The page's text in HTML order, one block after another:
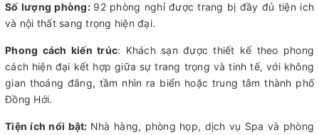
Số lượng phòng: 92 phòng nghỉ được trang bị đầy đủ tiện ich
và nội thất sang trọng hiện đại.
Phong cách kiến trúc: Khách sạn được thiết kế theo phong
cách hiện đại kết hợp giữa sự trang trọng và tinh tế, với không
gian thoáng đãng, tầm nhìn ra biển hoặc trung tâm thành phố
Đồng Hới.
Tiện ích nổi bật: Nhà hàng, phòng họp, dịch vụ Spa và phòng